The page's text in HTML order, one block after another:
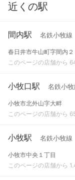
近くの駅
間内駅 名鉄小牧線
春日井市牛山町字間内
このページの店舗から
小牧口駅 名鉄小牧
小牧市北外山字大畔
このページの店舗から
小牧駅 名鉄小牧線
小牧市中央１丁目
このページの店舗から